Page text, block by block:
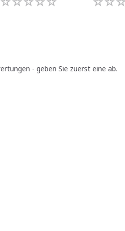
- geben Sie zuerst eine ab.